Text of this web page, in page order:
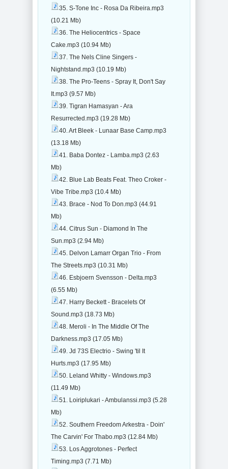
35. S-Tone Inc - Rosa Da Ribeira.mp3
(10.21 Mb)
36. The Heliocentrics - Space
Cake.mp3 (10.94 Mb)
37. The Nels Cline Singers -
Nightstand.mp3 (10.19 Mb)
38. The Pro-Teens - Spray It, Don't Say
It.mp3 (9.57 Mb)
39. Tigran Hamasyan - Ara
Resurrected.mp3 (19.28 Mb)
40. Art Bleek - Lunaar Base Camp.mp3
(13.18 Mb)
41. Baba Dontez - Lamba.mp3 (2.63
Mb)
42. Blue Lab Beats Feat. Theo Croker -
Vibe Tribe.mp3 (10.4 Mb)
43. Brace - Nod To Don.mp3 (44.91
Mb)
44. Citrus Sun - Diamond In The
Sun.mp3 (2.94 Mb)
45. Delvon Lamarr Organ Trio - From
The Streets.mp3 (10.31 Mb)
46. Esbjoern Svensson - Delta.mp3
(6.55 Mb)
47. Harry Beckett - Bracelets Of
Sound.mp3 (18.73 Mb)
48. Meroli - In The Middle Of The
Darkness.mp3 (17.05 Mb)
49. Jd 73S Electrio - Swing 'til It
Hurts.mp3 (17.95 Mb)
50. Leland Whitty - Windows.mp3
(11.49 Mb)
51. Loiriplukari - Ambulanssi.mp3 (5.28
Mb)
52. Southern Freedom Arkestra - Doin'
The Carvin' For Thabo.mp3 (12.84 Mb)
53. Los Aggrotones - Perfect
Timing.mp3 (7.71 Mb)